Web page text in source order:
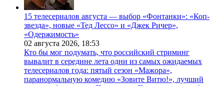
15 телесериалов августа — выбор «Фонтанки»: «Коп-
звезда», новые «Тед Лессо» и «Джек Ричер»,
«Одержимость»
02 августа 2026, 18:53
Кто бы мог подумать, что российский стриминг
вывалит в середине лета одни из самых ожидаемых
телесериалов года: пятый сезон «Мажора»,
паранормальную комедию «Зовите Витю!», лучший